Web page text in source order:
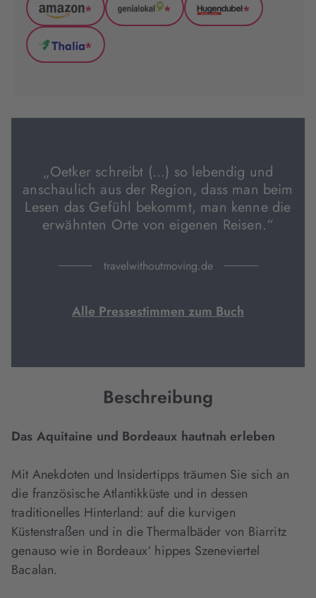
Amazon
(wird
in
neuem
*
GenialLokal
*
Hugendubel
*
Thalia
Tab
*
„Oetker schreibt (…) so lebendig und
anschaulich aus der Region, dass man beim
Lesen das Gefühl bekommt, man kenne die
erwähnten Orte von eigenen Reisen.“
travelwithoutmoving.de
Alle Pressestimmen zum Buch
Beschreibung
Das Aquitaine und Bordeaux hautnah erleben
Mit Anekdoten und Insidertipps träumen Sie sich an
die französische Atlantikküste und in dessen
traditionelles Hinterland: auf die kurvigen
Küstenstraßen und in die Thermalbäder von Biarritz
genauso wie in Bordeaux‘ hippes Szeneviertel
Bacalan.